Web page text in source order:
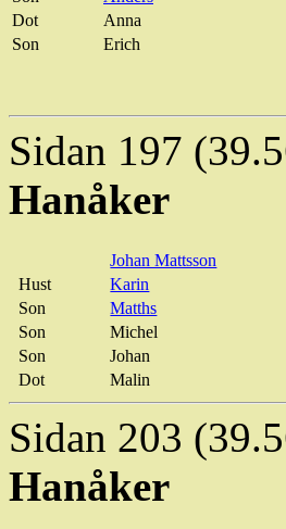
Dot
Anna
Son
Erich
Sidan 197
Hanåker
Johan Mattsson
Hust
Karin
Son
Matths
Son
Michel
Son
Johan
Dot
Malin
Sidan 203
Hanåker